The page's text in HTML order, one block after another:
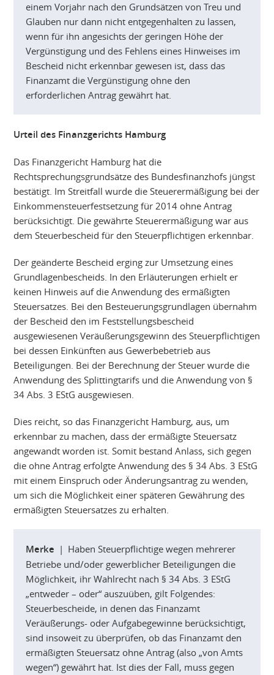
einem Vorjahr nach den Grundsätzen von Treu und
Glauben nur dann nicht entgegenhalten zu lassen,
wenn für ihn angesichts der geringen Höhe der
Vergünstigung und des Fehlens eines Hinweises im
Bescheid nicht erkennbar gewesen ist, dass das
Finanzamt die Vergünstigung ohne den
erforderlichen Antrag gewährt hat.
Urteil des Finanzgerichts Hamburg
Das Finanzgericht Hamburg hat die
Rechtsprechungsgrundsätze des Bundesfinanzhofs jüngst
bestätigt. Im Streitfall wurde die Steuerermäßigung bei der
Einkommensteuerfestsetzung für 2014 ohne Antrag
berücksichtigt. Die gewährte Steuerermäßigung war aus
dem Steuerbescheid für den Steuerpflichtigen erkennbar.
Der geänderte Bescheid erging zur Umsetzung eines
Grundlagenbescheids. In den Erläuterungen erhielt er
keinen Hinweis auf die Anwendung des ermäßigten
Steuersatzes. Bei den Besteuerungsgrundlagen übernahm
der Bescheid den im Feststellungsbescheid
ausgewiesenen Veräußerungsgewinn des Steuerpflichtigen
bei dessen Einkünften aus Gewerbebetrieb aus
Beteiligungen. Bei der Berechnung der Steuer wurde die
Anwendung des Splittingtarifs und die Anwendung von §
34 Abs. 3 EStG ausgewiesen.
Dies reicht, so das Finanzgericht Hamburg, aus, um
erkennbar zu machen, dass der ermäßigte Steuersatz
angewandt worden ist. Somit bestand Anlass, sich gegen
die ohne Antrag erfolgte Anwendung des § 34 Abs. 3 EStG
mit einem Einspruch oder Änderungsantrag zu wenden,
um sich die Möglichkeit einer späteren Gewährung des
ermäßigten Steuersatzes zu erhalten.
Merke | Haben Steuerpflichtige wegen mehrerer
Betriebe und/oder gewerblicher Beteiligungen die
Möglichkeit, ihr Wahlrecht nach § 34 Abs. 3 EStG
„entweder – oder“ auszuüben, gilt Folgendes:
Steuerbescheide, in denen das Finanzamt
Veräußerungs- oder Aufgabegewinne berücksichtigt,
sind insoweit zu überprüfen, ob das Finanzamt den
ermäßigten Steuersatz ohne Antrag (also „von Amts
wegen“) gewährt hat. Ist dies der Fall, muss gegen